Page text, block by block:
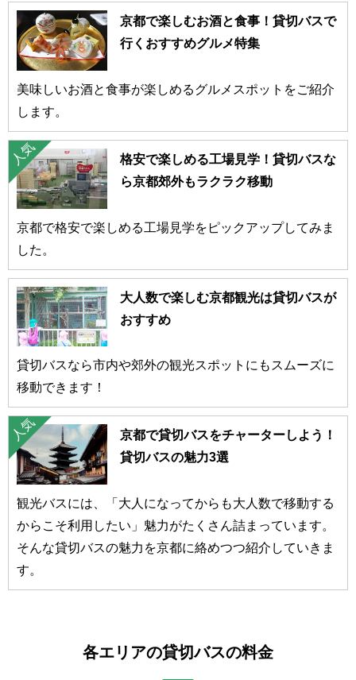
京都で楽しむお酒と食事！貸切バスで
行くおすすめグルメ特集
美味しいお酒と食事が楽しめるグルメスポットをご紹介
します。
格安で楽しめる工場見学！貸切バスな
ら京都郊外もラクラク移動
京都で格安で楽しめる工場見学をピックアップしてみま
した。
大人数で楽しむ京都観光は貸切バスが
おすすめ
貸切バスなら市内や郊外の観光スポットにもスムーズに
移動できます！
京都で貸切バスをチャーターしよう！
貸切バスの魅力3選
観光バスには、「大人になってからも大人数で移動する
からこそ利用したい」魅力がたくさん詰まっています。
そんな貸切バスの魅力を京都に絡めつつ紹介していきま
す。
各エリアの貸切バスの料金